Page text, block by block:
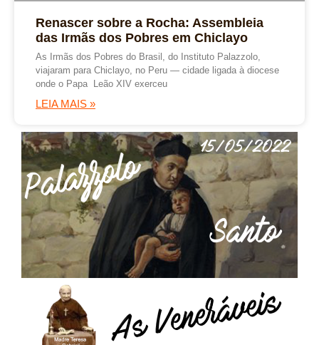
Renascer sobre a Rocha: Assembleia
das Irmãs dos Pobres em Chiclayo
As Irmãs dos Pobres do Brasil, do Instituto Palazzolo,
viajaram para Chiclayo, no Peru — cidade ligada à diocese
onde o Papa Leão XIV exerceu
LEIA MAIS »